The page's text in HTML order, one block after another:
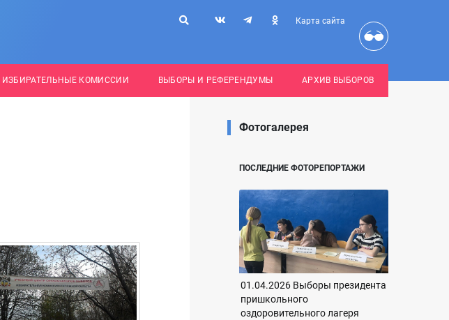
Карта сайта
ИЗБИРАТЕЛЬНЫЕ КОМИССИИ ВЫБОРЫ И РЕФЕРЕНДУМЫ АРХИВ ВЫБОРОВ
Фотогалерея
ПОСЛЕДНИЕ ФОТОРЕПОРТАЖИ
01.04.2026 Выборы президента
пришкольного
оздоровительного лагеря